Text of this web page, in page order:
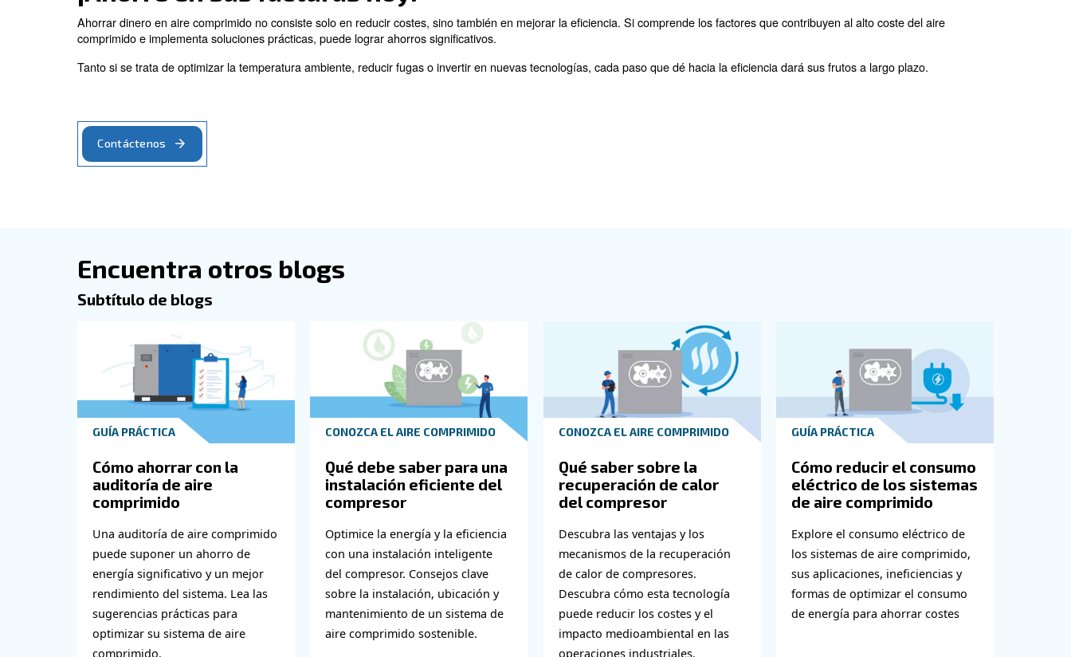
Determinación de la demanda de aire
Comprender su demanda de aire real es esencial para optimizar su sistema de aire comprimido. Ofrecemos un servicio de auditoría gratuito y un
Sustitución de máquinas antiguas por compresores inteligentes
Otra solución es cambiar de modelos de velocidad fija a modelos de velocidad variable, especialmente cuando la demanda de aire comprimido varía
Como se ha mencionado, los compresores de tornillo de velocidad variable pueden ajustar su rendimiento en función de la demanda, reduciendo así el
Impacto en el entorno circundante
Las operaciones con aire comprimido consumen mucha energía, lo que se traduce en unas altas emisiones de CO2. La implementación de soluciones
tecnología de compresión adecuada y la reducción de fugas, puede mejorar significativamente el impacto en el medio ambiente local.
¡Ahorre en sus facturas hoy!
Ahorrar dinero en aire comprimido no consiste solo en reducir costes, sino también en mejorar la eficiencia. Si comprende los factores que contribuyen
comprimido e implementa soluciones prácticas, puede lograr ahorros significativos.
Tanto si se trata de optimizar la temperatura ambiente, reducir fugas o invertir en nuevas tecnologías, cada paso que dé hacia la eficiencia dará sus